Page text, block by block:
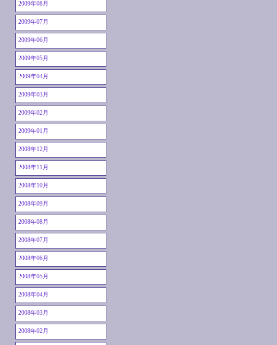
2009年08月
2009年07月
2009年06月
2009年05月
2009年04月
2009年03月
2009年02月
2009年01月
2008年12月
2008年11月
2008年10月
2008年09月
2008年08月
2008年07月
2008年06月
2008年05月
2008年04月
2008年03月
2008年02月